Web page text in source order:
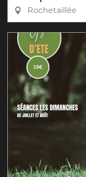
Rochetaillée